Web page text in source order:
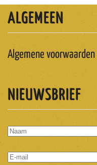
ALGEMEEN
Algemene
NIEUWSBRIEF